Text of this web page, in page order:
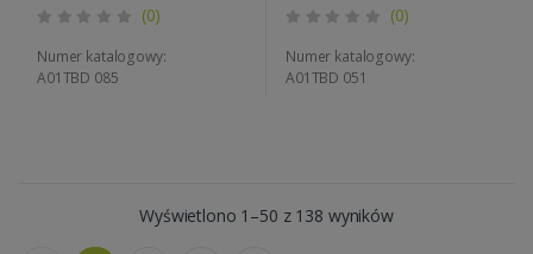
(0)
Numer katalogowy:
A01TBD 085
(0)
Numer katalogowy:
A01TBD 051
Wyświetlono 1–50 z 138 wyników